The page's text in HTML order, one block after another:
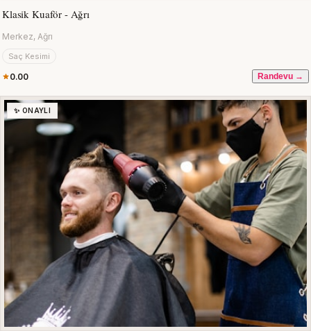
Klasik Kuaför - Ağrı
Merkez, Ağrı
Saç Kesimi
0.00 Randevu →
✨ ONAYLI